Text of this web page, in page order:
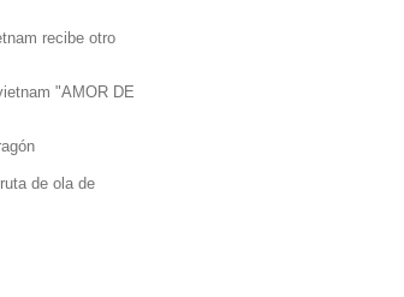
recibe otro
"AMOR DE
de ola de